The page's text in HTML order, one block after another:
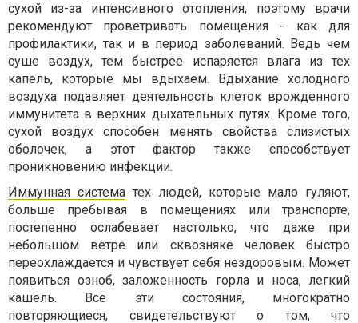
сухой из-за интенсивного отопления, поэтому врачи
рекомендуют проветривать помещения - как для
профилактики, так и в период заболеваний. Ведь чем
суше воздух, тем быстрее испаряется влага из тех
капель, которые мы вдыхаем. Вдыхание холодного
воздуха подавляет деятельность клеток врожденного
иммунитета в верхних дыхательных путях. Кроме того,
сухой воздух способен менять свойства слизистых
оболочек, а этот фактор также способствует
проникновению инфекции.
Иммунная система тех людей, которые мало гуляют,
больше пребывая в помещениях или транспорте,
постепенно ослабевает настолько, что даже при
небольшом ветре или сквозняке человек быстро
переохлаждается и чувствует себя нездоровым. Может
появиться озноб, заложенность горла и носа, легкий
кашель. Все эти состояния, многократно
повторяющиеся, свидетельствуют о том, что